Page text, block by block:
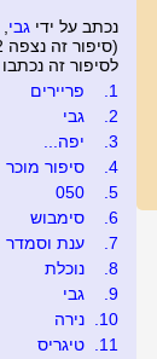
נכתב על ידי גבי
(סיפור זה נצפה 10,882 פעמים)
לסיפור זה נכתבו 12 תגובות
1.
פריירים
2.
גבי
3.
יפה...
4.
סיפור מוכר
5.
6.
סימבוש
7.
ענת וסמדר
8.
נוכלת
9.
גבי
10.
נירה
11.
טיגריס